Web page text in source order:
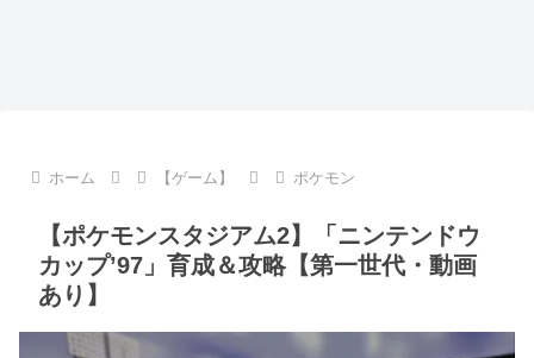
ホーム 【ゲーム】 ポケモン
【ポケモンスタジアム2】「ニンテンドウ
カップ’97」育成＆攻略【第一世代・動画
あり】